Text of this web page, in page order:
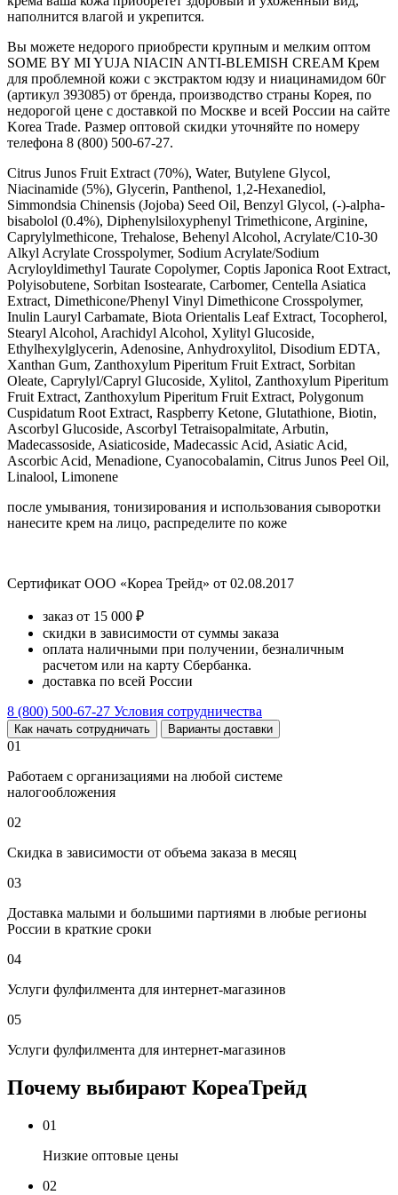
наполнится влагой и укрепится.
Вы можете недорого приобрести крупным и мелким оптом
SOME BY MI YUJA NIACIN ANTI-BLEMISH CREAM Крем
для проблемной кожи с экстрактом юдзу и ниацинамидом 60г
(артикул 393085) от бренда, производство страны Корея, по
недорогой цене с доставкой по Москве и всей России на сайте
Korea Trade. Размер оптовой скидки уточняйте по номеру
телефона 8 (800) 500-67-27.
Citrus Junos Fruit Extract (70%), Water, Butylene Glycol,
Niacinamide (5%), Glycerin, Panthenol, 1,2-Hexanediol,
Simmondsia Chinensis (Jojoba) Seed Oil, Benzyl Glycol, (-)-alpha-
bisabolol (0.4%), Diphenylsiloxyphenyl Trimethicone, Arginine,
Caprylylmethicone, Trehalose, Behenyl Alcohol, Acrylate/C10-30
Alkyl Acrylate Crosspolymer, Sodium Acrylate/Sodium
Acryloyldimethyl Taurate Copolymer, Coptis Japonica Root Extract,
Polyisobutene, Sorbitan Isostearate, Carbomer, Centella Asiatica
Extract, Dimethicone/Phenyl Vinyl Dimethicone Crosspolymer,
Inulin Lauryl Carbamate, Biota Orientalis Leaf Extract, Tocopherol,
Stearyl Alcohol, Arachidyl Alcohol, Xylityl Glucoside,
Ethylhexylglycerin, Adenosine, Anhydroxylitol, Disodium EDTA,
Xanthan Gum, Zanthoxylum Piperitum Fruit Extract, Sorbitan
Oleate, Caprylyl/Capryl Glucoside, Xylitol, Zanthoxylum Piperitum
Fruit Extract, Zanthoxylum Piperitum Fruit Extract, Polygonum
Cuspidatum Root Extract, Raspberry Ketone, Glutathione, Biotin,
Ascorbyl Glucoside, Ascorbyl Tetraisopalmitate, Arbutin,
Madecassoside, Asiaticoside, Madecassic Acid, Asiatic Acid,
Ascorbic Acid, Menadione, Cyanocobalamin, Citrus Junos Peel Oil,
Linalool, Limonene
после умывания, тонизирования и использования сыворотки
нанесите крем на лицо, распределите по коже
Сертификат ООО «Кореа Трейд» от 02.08.2017
заказ от 15 000 ₽
скидки в зависимости от суммы заказа
оплата наличными при получении, безналичным
расчетом или на карту Сбербанка.
доставка по всей России
8 (800) 500-67-27 Условия сотрудничества
Как начать сотрудничать Варианты доставки
01
Работаем с организациями на любой системе
налогообложения
02
Скидка в зависимости от объема заказа в месяц
03
Доставка малыми и большими партиями в любые регионы
России в краткие сроки
04
Услуги фулфилмента для интернет-магазинов
05
Услуги фулфилмента для интернет-магазинов
Почему выбирают КореаТрейд
01
Низкие оптовые цены
02